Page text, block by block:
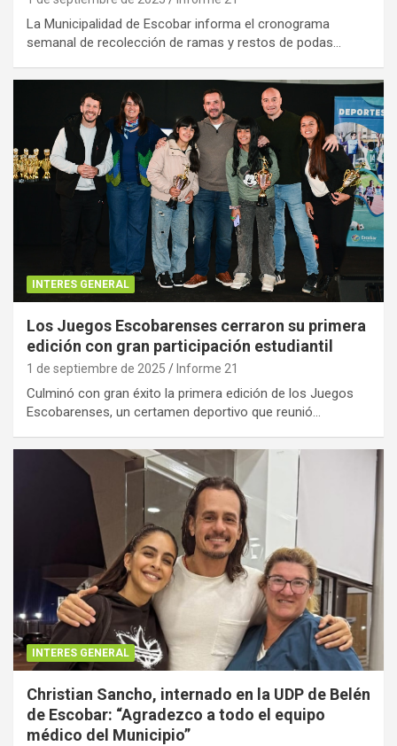
La Municipalidad de Escobar informa el cronograma
semanal de recolección de ramas y restos de podas…
INTERES GENERAL
Los Juegos Escobarenses cerraron su primera
edición con gran participación estudiantil
1 de septiembre de 2025 Informe 21
Culminó con gran éxito la primera edición de los Juegos
Escobarenses, un certamen deportivo que reunió…
INTERES GENERAL
Christian Sancho, internado en la UDP de Belén
de Escobar: “Agradezco a todo el equipo
médico del Municipio”